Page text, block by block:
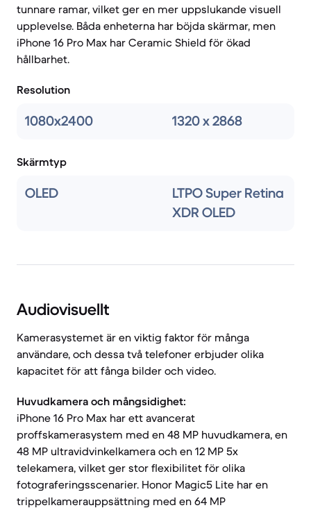
tunnare ramar, vilket ger en mer uppslukande visuell
upplevelse. Båda enheterna har böjda skärmar, men
iPhone 16 Pro Max har Ceramic Shield för ökad
hållbarhet.
Resolution
1080x2400 1320 x 2868
Skärmtyp
OLED
LTPO Super Retina
XDR OLED
Audiovisuellt
Kamerasystemet är en viktig faktor för många
användare, och dessa två telefoner erbjuder olika
kapacitet för att fånga bilder och video.
Huvudkamera och mångsidighet:
iPhone 16 Pro Max har ett avancerat
proffskamerasystem med en 48 MP huvudkamera, en
48 MP ultravidvinkelkamera och en 12 MP 5x
telekamera, vilket ger stor flexibilitet för olika
fotograferingsscenarier. Honor Magic5 Lite har en
trippelkamerauppsättning med en 64 MP